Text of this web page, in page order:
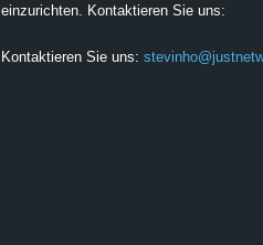
einzurichten. Kontaktieren Sie uns:
Kontaktieren Sie uns: